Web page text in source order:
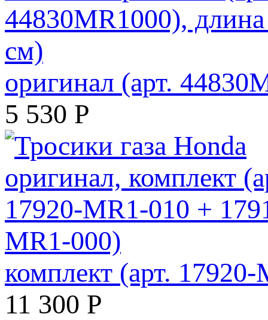
оригинал (арт.
5 530 Р
комплект (арт.
11 300 Р